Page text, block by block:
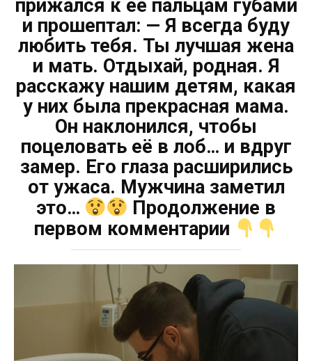
прижался к её пальцам губами
и прошептал: — Я всегда буду
любить тебя. Ты лучшая жена
и мать. Отдыхай, родная. Я
расскажу нашим детям, какая
у них была прекрасная мама.
Он наклонился, чтобы
поцеловать её в лоб… и вдруг
замер. Его глаза расширились
от ужаса. Мужчина заметил
это…
Продолжение в
первом комментарии